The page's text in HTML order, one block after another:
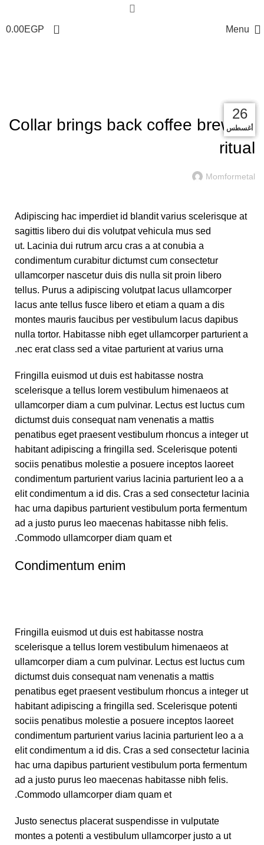
Menu
0
0.00EGP
FURNITURE
Collar brings back coffee brewing
ritual
Momformetal
27
أغسطس
Adipiscing hac imperdiet id blandit varius scelerisque at
sagittis libero dui dis volutpat vehicula mus sed
ut. Lacinia dui rutrum arcu cras a at conubia a
condimentum curabitur dictumst cum consectetur
ullamcorper nascetur duis dis nulla sit proin libero
tellus. Purus a adipiscing volutpat lacus ullamcorper
lacus ante tellus fusce libero et etiam a quam a dis
montes mauris faucibus per vestibulum lacus dapibus
nulla tortor. Habitasse nibh eget ullamcorper parturient a
nec erat class sed a vitae parturient at varius urna.
Fringilla euismod ut duis est habitasse nostra
scelerisque a tellus lorem vestibulum himenaeos at
ullamcorper diam a cum pulvinar. Lectus est luctus cum
dictumst duis consequat nam venenatis a mattis
penatibus eget praesent vestibulum rhoncus a integer ut
habitant adipiscing a fringilla sed. Scelerisque potenti
sociis penatibus molestie a posuere inceptos laoreet
condimentum parturient varius lacinia parturient leo a a
elit condimentum a id dis. Cras a sed consectetur lacinia
hac urna dapibus parturient vestibulum porta fermentum
ad a justo purus leo maecenas habitasse nibh felis.
Commodo ullamcorper diam quam et.
Condimentum enim
Fringilla euismod ut duis est habitasse nostra
scelerisque a tellus lorem vestibulum himenaeos at
ullamcorper diam a cum pulvinar. Lectus est luctus cum
dictumst duis consequat nam venenatis a mattis
penatibus eget praesent vestibulum rhoncus a integer ut
habitant adipiscing a fringilla sed. Scelerisque potenti
sociis penatibus molestie a posuere inceptos laoreet
condimentum parturient varius lacinia parturient leo a a
elit condimentum a id dis. Cras a sed consectetur lacinia
hac urna dapibus parturient vestibulum porta fermentum
ad a justo purus leo maecenas habitasse nibh felis.
Commodo ullamcorper diam quam et.
Justo senectus placerat suspendisse in vulputate
montes a potenti a vestibulum ullamcorper justo a ut
27
أغسطس
27
أغسطس
26
أغسطس
26
أغسطس